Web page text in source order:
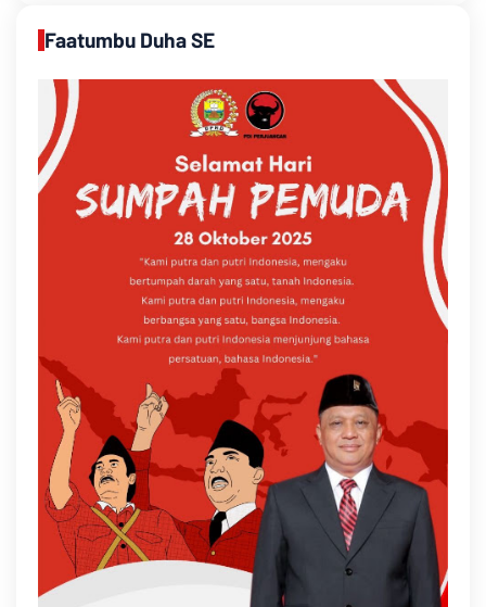
Faatumbu Duha SE